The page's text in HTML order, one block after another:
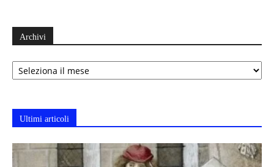
Archivi
Archivi
Ultimi articoli